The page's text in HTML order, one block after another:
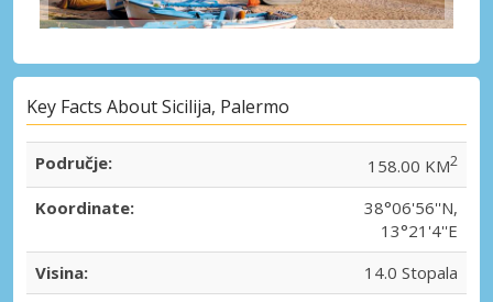
Key Facts About Sicilija, Palermo
Područje: 158.00 KM2
Koordinate:
38°06'56''N,
13°21'4''E
Visina:
14.0 Stopala